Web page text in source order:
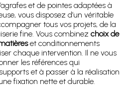
et de pointes adaptées à
vous disposez d’un véritable
tous vos projets, de la
fine. Vous combinez choix de
et conditionnements
chaque intervention. Il ne vous
les références qui
et à passer à la réalisation
fixation nette et durable.